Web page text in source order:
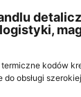
kodów
do obsługi